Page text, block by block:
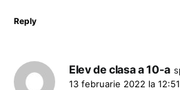
Reply
Elev de clasa a 10-a
13 februarie 2022 la 12:51